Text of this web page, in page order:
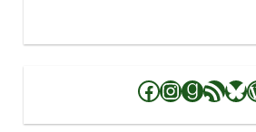
Facebook
Instagram
RSS-Feed